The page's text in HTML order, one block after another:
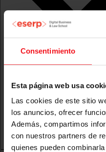
Consentimiento
Esta página web usa
Las cookies de este sitio
los anuncios, ofrecer
Además, compartimos
con nuestros partners de
quienes pueden